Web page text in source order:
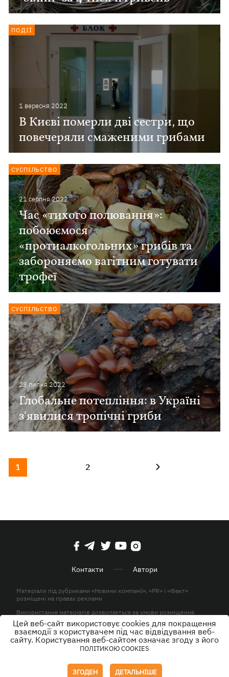
1 вересня 2022
В Києві померли дві сестри, що
повечеряли смаженими грибами
ПОДІЇ
21 серпня 2022
Час «тихого полювання»:
побоюємося
«протиалкогольних» грибів та
забороняємо вагітним готувати
трофеї
СУСПІЛЬСТВО
23 липня 2022
Глобальне потепління: в Україні
з'явилися тропічні гриби
СУСПІЛЬСТВО
1 2
Контакти Автори
Матеріали під рубриками «Новини компанії», «PR» і «Факт»
розміщені на правах реклами
Використання матеріалів дозволяється за умови розміщення
активного гіперпосилання на KP.UA в першому абзаці.
© ТОВ «ЮЛАВ МЕДІА» 2026. Всі права захищені.
Цей веб-сайт використовує cookies для покращення
взаємодії з користувачем під час відвідування веб-
сайту. Користування веб-сайтом означає згоду з його
ПОЛІТИКОЮ COOKIES
ЗГОДЕН ДЕТАЛЬНІШЕ